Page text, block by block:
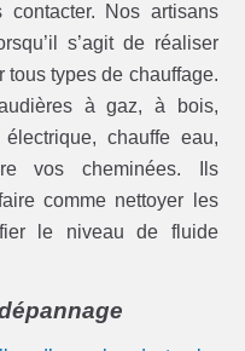
Nos artisans
s’agit de réaliser
tous types de chauffage.
à gaz, à bois,
chauffe eau,
vos cheminées. Ils
comme nettoyer les
le niveau de fluide